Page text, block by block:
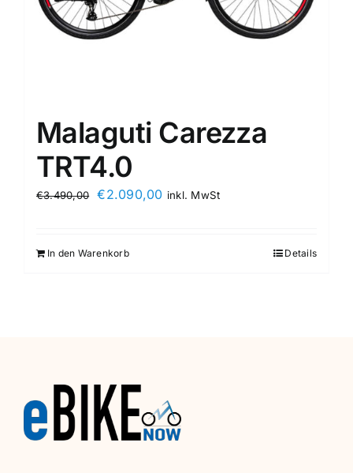
Malaguti Carezza
TRT4.0
€3.490,00 €2.090,00 inkl. MwSt
In den Warenkorb Details